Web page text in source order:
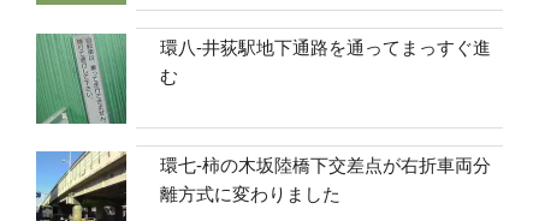
環八-井荻駅地下通路を通ってまっすぐ進
む
環七-柿の木坂陸橋下交差点が右折車両分
離方式に変わりました